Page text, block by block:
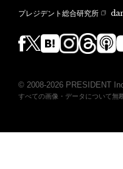
プレジデント総合研究所
© 2008-2026 PRESIDENT
すべての画像・データについて無